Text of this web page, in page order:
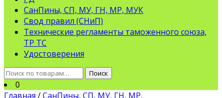
СанПины, СП, МУ, ГН, МР, МУК
Свод правил (СНиП)
Технические регламенты таможенного союза,
ТР ТС
Удостоверения
Искать:
Поиск
0
Главная /СанПины, СП, МУ, ГН, МР,